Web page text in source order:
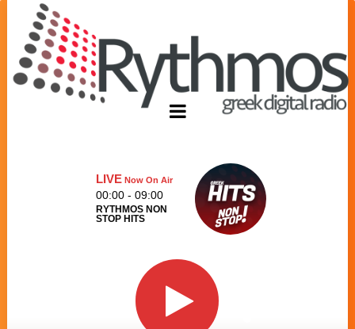
LIVENow On Air
00:00 - 09:00
RYTHMOS NON
STOP HITS